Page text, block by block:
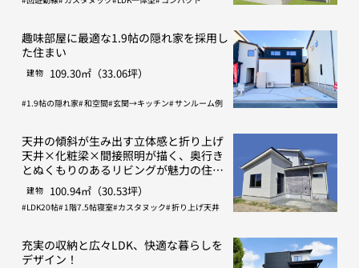
趣味部屋に最適な1.9帖の隠れ家を採用し
た住まい
建物 109.30㎡（33.06坪）
1.9帖の隠れ家 和空間 玄関→キッチン サンルーム例
天井の傾斜が生み出す立体感と折り上げ
天井×化粧梁×間接照明が描く、奥行き
とぬくもりのあるリビングが魅力の住ま
い。
建物 100.94㎡（30.53坪）
LDK20帖 1階7.5帖寝室 カスタヌック 折り上げ天井
充実の収納と広々LDK、快適な暮らしを
デザイン！